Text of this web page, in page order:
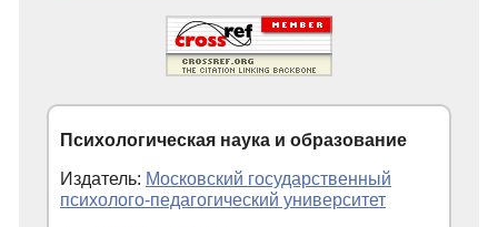
Психологическая наука и образование
Издатель: Московский государственный
психолого-педагогический университет